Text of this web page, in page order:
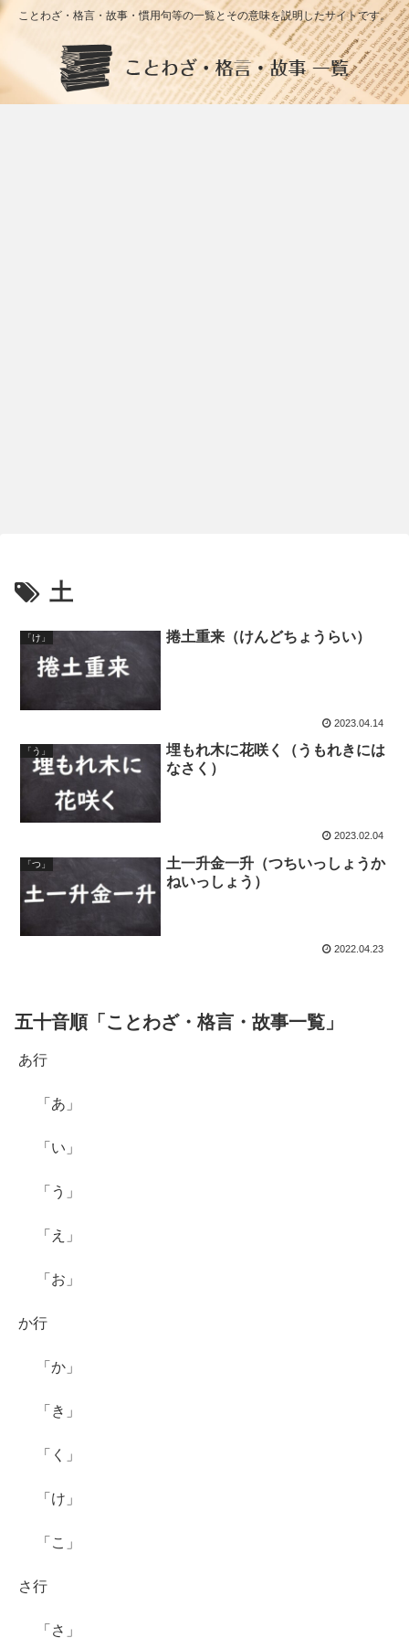
ことわざ・格言・故事・慣用句等の一覧とその意味を説明したサイトです。
土
「け」 捲土重来（けんどちょうらい）
2023.04.14
「う」
埋もれ木に花咲く（うもれきには
なさく）
2023.02.04
「つ」
土一升金一升（つちいっしょうか
ねいっしょう）
2022.04.23
五十音順「ことわざ・格言・故事一覧」
あ行
「あ」
「い」
「う」
「え」
「お」
か行
「か」
「き」
「く」
「け」
「こ」
さ行
「さ」